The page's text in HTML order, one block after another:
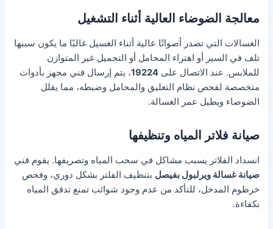
معالجة الضوضاء العالية أثناء التشغيل
الغسالات التي تصدر أصواتًا عالية أثناء الغسيل غالبًا ما يكون سببها
تلف في السير أو اهتراء المحامل أو التحميل غير المتوازن
للملابس. عند الاتصال على19224، يتم إرسال فني مجهز بأدوات
متخصصة لفحص نظام التعليق والمحامل وضبطه، مما يقلل
الضوضاء ويطيل عمر الغسالة.
صيانة فلاتر المياه وتنظيفها
انسداد الفلاتر يسبب مشاكل في سحب المياه وتصريفها. يقوم فني
صيانة غسالة ويرلبول بفيصل بتنظيف الفلتر بشكل دوري، وفحص
خرطوم المدخل، للتأكد من عدم وجود شوائب تمنع تدفق المياه
بكفاءة.